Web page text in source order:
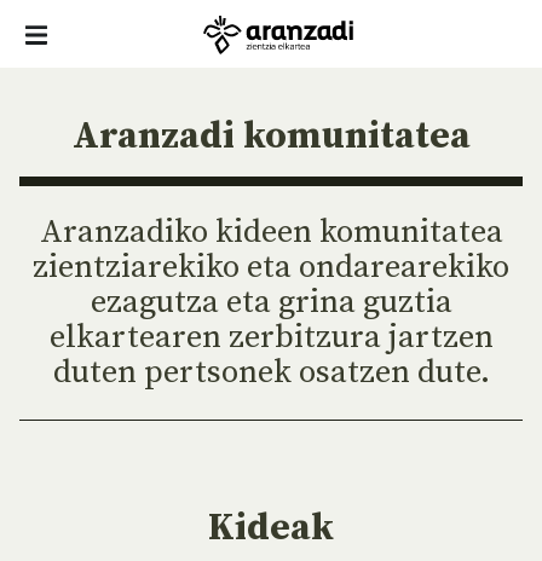
Aranzadi komunitatea
Aranzadiko kideen komunitatea
zientziarekiko eta ondarearekiko
ezagutza eta grina guztia
elkartearen zerbitzura jartzen
duten pertsonek osatzen dute.
Kideak